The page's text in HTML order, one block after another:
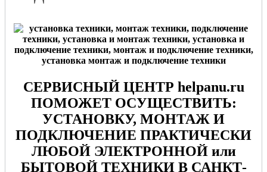
СЕРВИСНЫЙ ЦЕНТР helpanu.ru
ПОМОЖЕТ ОСУЩЕСТВИТЬ:
УСТАНОВКУ, МОНТАЖ И
ПОДКЛЮЧЕНИЕ ПРАКТИЧЕСКИ
ЛЮБОЙ ЭЛЕКТРОННОЙ или
БЫТОВОЙ ТЕХНИКИ В САНКТ-